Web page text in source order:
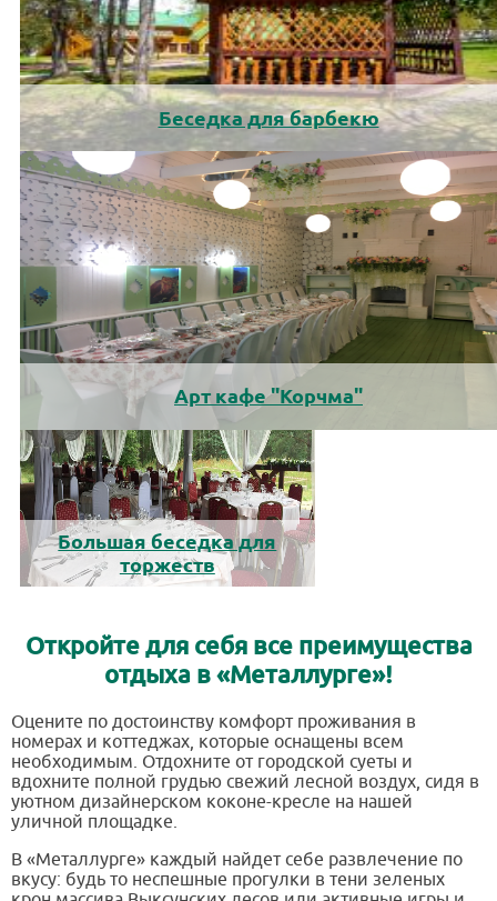
Беседка для барбекю
Арт кафе "Корчма"
Большая беседка для
торжеств
Откройте для себя все преимущества
отдыха в «Металлурге»!
Оцените по достоинству комфорт проживания в
номерах и коттеджах, которые оснащены всем
необходимым. Отдохните от городской суеты и
вдохните полной грудью свежий лесной воздух, сидя в
уютном дизайнерском коконе-кресле на нашей
уличной площадке.
В «Металлурге» каждый найдет себе развлечение по
вкусу: будь то неспешные прогулки в тени зеленых